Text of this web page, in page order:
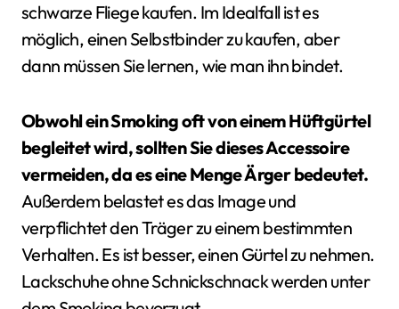
schwarze Fliege kaufen. Im Idealfall ist es
möglich, einen Selbstbinder zu kaufen, aber
dann müssen Sie lernen, wie man ihn bindet.
Obwohl ein Smoking oft von einem Hüftgürtel
begleitet wird, sollten Sie dieses Accessoire
vermeiden, da es eine Menge Ärger bedeutet.
Außerdem belastet es das Image und
verpflichtet den Träger zu einem bestimmten
Verhalten. Es ist besser, einen Gürtel zu nehmen.
Lackschuhe ohne Schnickschnack werden unter